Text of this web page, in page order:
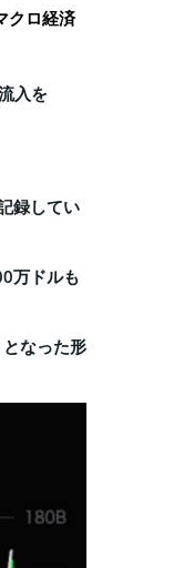
クロ経済
入を
録してい
万ドルも
なった形